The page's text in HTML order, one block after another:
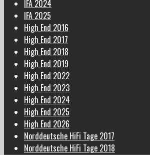
IFA 2024
IFA 2025
High End 2016
High End 2017
High End 2018
High End 2019
High End 2022
High End 2023
High End 2024
High End 2025
High End 2026
Norddeutsche HiFi Tage 2017
Norddeutsche HiFi Tage 2018